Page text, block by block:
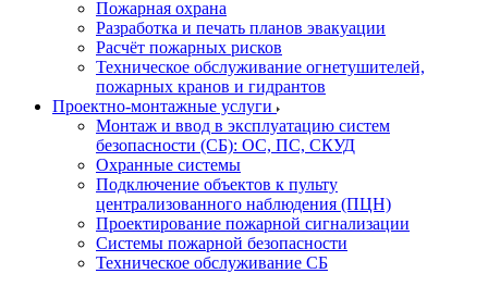
Пожарная охрана
Разработка и печать планов эвакуации
Расчёт пожарных рисков
Техническое обслуживание огнетушителей,
пожарных кранов и гидрантов
Проектно-монтажные услуги
Монтаж и ввод в эксплуатацию систем
безопасности (СБ): ОС, ПС, СКУД
Охранные системы
Подключение объектов к пульту
централизованного наблюдения (ПЦН)
Проектирование пожарной сигнализации
Системы пожарной безопасности
Техническое обслуживание СБ